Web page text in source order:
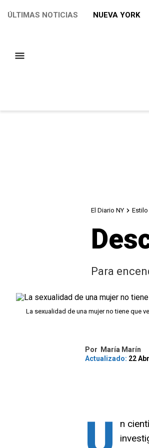
ÚLTIMAS NOTICIAS NUEVA YORK
El Diario NY
Para
La sexualidad de una mujer no tiene que
Por
María Marín
Actualizado: 22
n